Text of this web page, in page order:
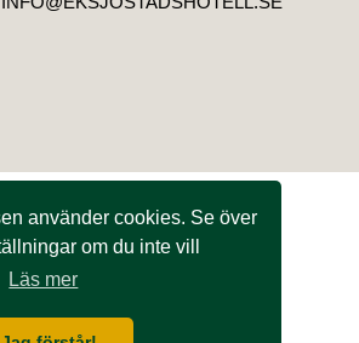
använder cookies. Se över
om du inte vill
Läs mer